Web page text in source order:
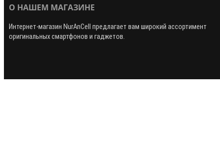
О НАШЕМ МАГАЗИНЕ
Интернет-магазин NurAnCell предлагает вам широкий ассортимент
оригинальных смартфонов и гаджетов.